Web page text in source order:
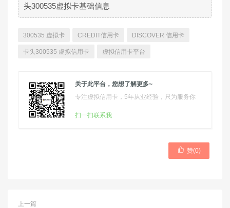
头300535虚拟卡基础信息
300535 虚拟卡 CREDIT信用卡 DISCOVER 信用卡
卡头300535 虚拟信用卡 虚拟信用卡平台
关于此平台，您想了解更多~
专注虚拟信用卡，5年从业经验，只为服务你
扫一扫联系我
 赞(0)
上一篇